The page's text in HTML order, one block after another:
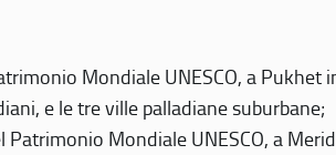
Mondiale UNESCO, a
e le tre ville palladiane suburbane;
Mondiale UNESCO, a